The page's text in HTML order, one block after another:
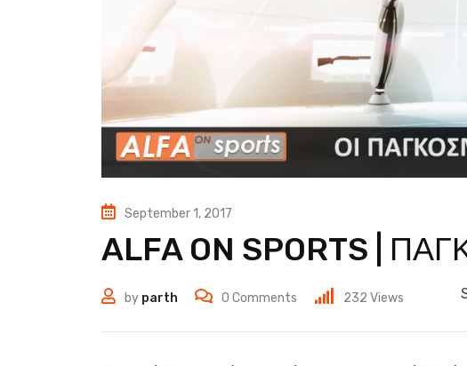
September 1, 2017
ALFA ON SPORTS |
by parth 0 Comments 232 Views